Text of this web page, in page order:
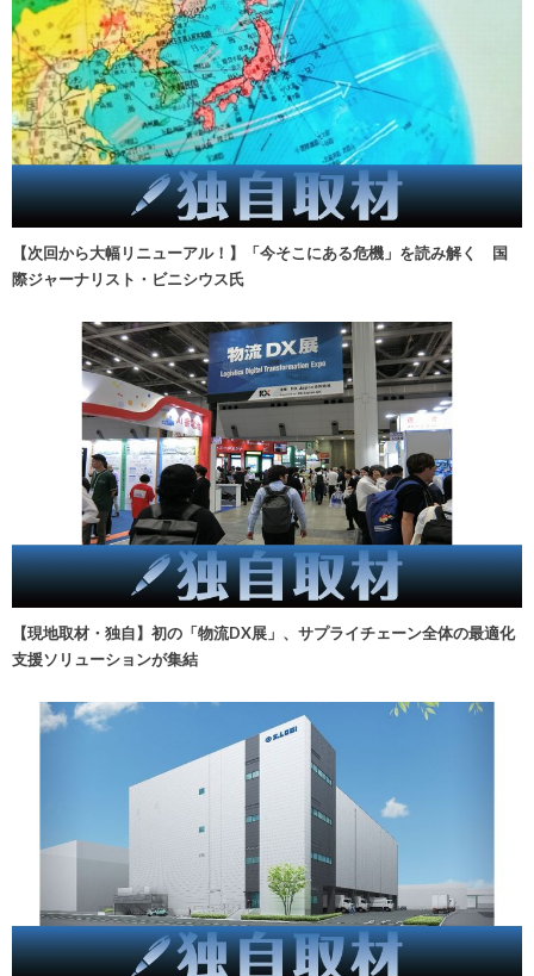
【次回から大幅リニューアル！】「今そこにある危機」を読み解く 国
際ジャーナリスト・ビニシウス氏
【現地取材・独自】初の「物流DX展」、サプライチェーン全体の最適化
支援ソリューションが集結